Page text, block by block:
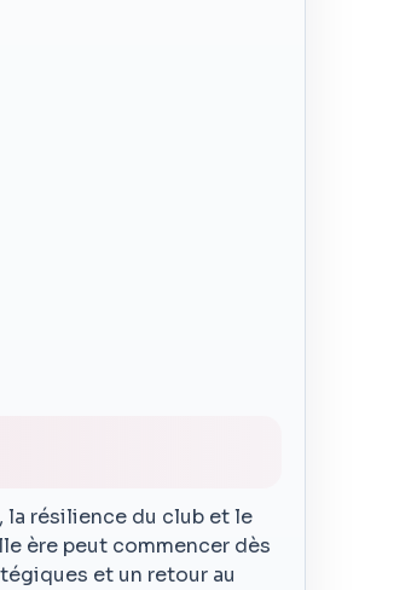
la résilience du club et le
ère peut commencer dès
et un retour au